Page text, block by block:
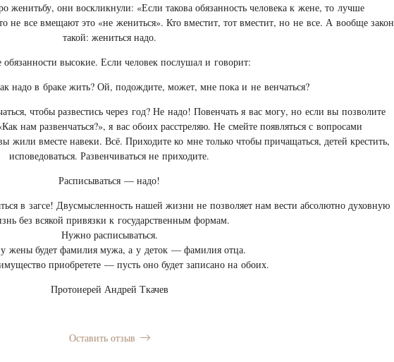
женитьбу, они воскликнули: «Если такова обязанность человека к жене, то лучше
не все вмещают это «не жениться». Кто вместит, тот вместит, но не все. А вообще закон
такой: жениться надо.
обязанности высокие. Если человек послушал и говорит:
надо в браке жить? Ой, подождите, может, мне пока и не венчаться?
чтобы развестись через год? Не надо! Повенчать я вас могу, но если вы позволите
нам развенчаться?», я вас обоих расстреляю. Не смейте появляться с вопросами
жили вместе навеки. Всё. Приходите ко мне только чтобы причащаться, детей крестить,
исповедоваться. Развенчиваться не приходите.
Расписываться — надо!
в загсе! Двусмысленность нашей жизни не позволяет нам вести абсолютно духовную
без всякой привязки к государственным формам.
Нужно расписываться.
жены будет фамилия мужа, а у деток — фамилия отца.
приобретете — пусть оно будет записано на обоих.
Протоиерей Андрей Ткачев
Оставить отзыв